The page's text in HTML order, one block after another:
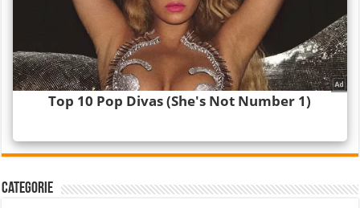
Categorie